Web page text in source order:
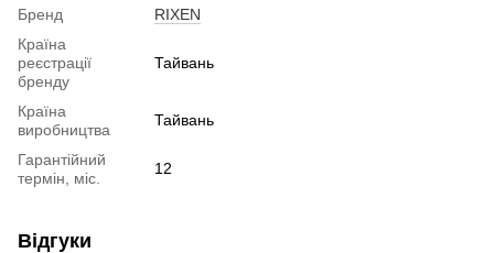
Бренд
RIXEN
Країна
реєстрації
бренду
Тайвань
Країна
виробництва
Тайвань
Гарантійний
термін, міс.
12
Відгуки